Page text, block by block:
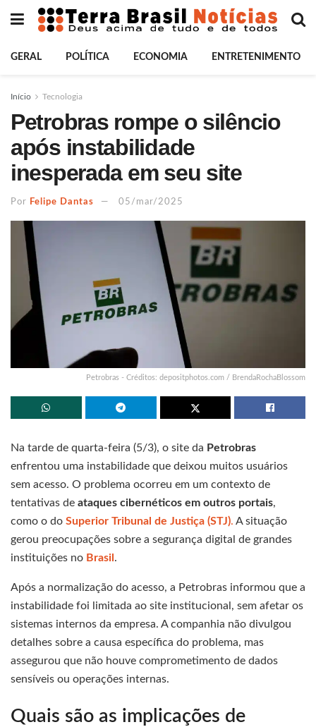
GERAL POLÍTICA ECONOMIA ENTRETENIMENTO
Início Tecnologia
Petrobras rompe o silêncio
após instabilidade
inesperada em seu site
Por Felipe Dantas 05/mar/2025
Petrobras - Créditos: depositphotos.com / BrendaRochaBlossom
Na tarde de quarta-feira (5/3), o site da Petrobras
enfrentou uma instabilidade que deixou muitos usuários
sem acesso. O problema ocorreu em um contexto de
tentativas de ataques cibernéticos em outros portais,
como o do Superior Tribunal de Justiça (STJ). A situação
gerou preocupações sobre a segurança digital de grandes
instituições no Brasil .
Após a normalização do acesso, a Petrobras informou que a
instabilidade foi limitada ao site institucional, sem afetar os
sistemas internos da empresa. A companhia não divulgou
detalhes sobre a causa específica do problema, mas
assegurou que não houve comprometimento de dados
sensíveis ou operações internas.
Quais são as implicações de